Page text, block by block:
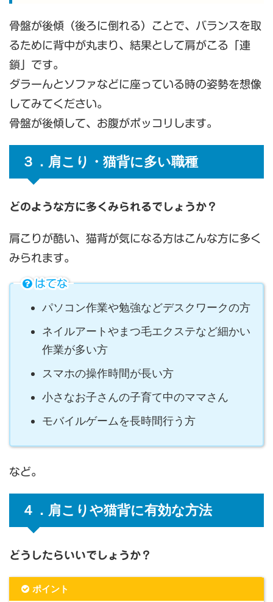
骨盤が後傾（後ろに倒れる）ことで、バランスを取
るために背中が丸まり、結果として肩がこる「連
鎖」です。
ダラーんとソファなどに座っている時の姿勢を想像
してみてください。
骨盤が後傾して、お腹がポッコリします。
３．肩こり・猫背に多い職種
どのような方に多くみられるでしょうか？
肩こりが酷い、猫背が気になる方はこんな方に多く
みられます。
はてな
パソコン作業や勉強などデスクワークの方
ネイルアートやまつ毛エクステなど細かい
作業が多い方
スマホの操作時間が長い方
小さなお子さんの子育て中のママさん
モバイルゲームを長時間行う方
など。
４．肩こりや猫背に有効な方法
どうしたらいいでしょうか？
ポイント